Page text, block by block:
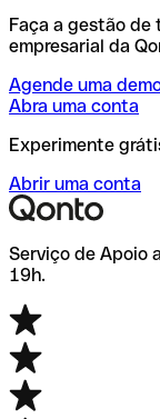
Faça a gestão de
empresarial da
Agende uma
Abra uma conta
Experimente
Abrir uma conta
Serviço de Apoio
19h.